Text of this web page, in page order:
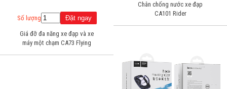
Số lượng
Giá đỡ đa năng xe đạp và xe
máy một chạm CA73 Flying
Chân chống nước xe đạp
CA101 Rider